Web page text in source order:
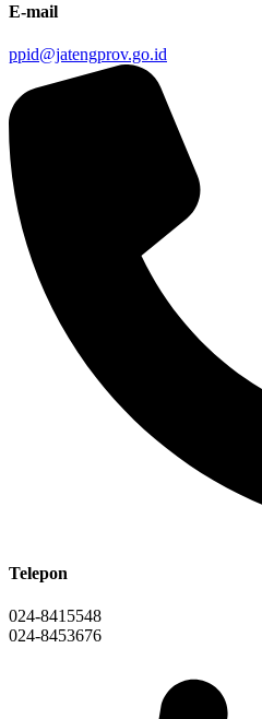
E-mail
ppid@jatengprov.go.id
Telepon
024-8415548
024-8453676